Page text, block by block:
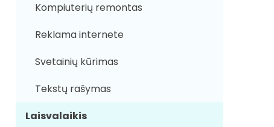
Kompiuterių remontas
Reklama internete
Svetainių kūrimas
Tekstų rašymas
Laisvalaikis